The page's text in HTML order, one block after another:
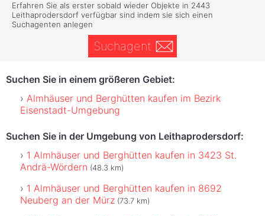
Erfahren Sie als erster sobald wieder Objekte in 2443
Leithaprodersdorf verfügbar sind indem sie sich einen
Suchagenten anlegen
Suchagent
Suchen Sie in einem größeren Gebiet:
Almhäuser und Berghütten kaufen im Bezirk
Eisenstadt-Umgebung
Suchen Sie in der Umgebung von Leithaprodersdorf:
1 Almhäuser und Berghütten kaufen in 3423 St.
Andrä-Wördern (48.3 km)
1 Almhäuser und Berghütten kaufen in 8692
Neuberg an der Mürz (73.7 km)